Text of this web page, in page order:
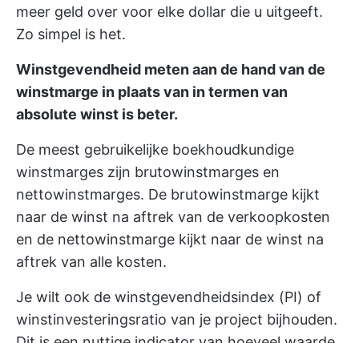
meer geld over voor elke dollar die u uitgeeft.
Zo simpel is het.
Winstgevendheid meten aan de hand van de
winstmarge in plaats van in termen van
absolute winst is beter.
De meest gebruikelijke boekhoudkundige
winstmarges zijn brutowinstmarges en
nettowinstmarges. De brutowinstmarge kijkt
naar de winst na aftrek van de verkoopkosten
en de nettowinstmarge kijkt naar de winst na
aftrek van alle kosten.
Je wilt ook de winstgevendheidsindex (PI) of
winstinvesteringsratio van je project bijhouden.